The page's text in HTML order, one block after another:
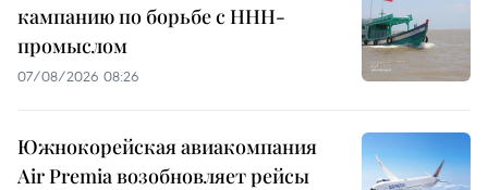
кампанию по борьбе с ННН-
промыслом
07/08/2026 08:26
Южнокорейская авиакомпания
Air Premia возобновляет рейсы